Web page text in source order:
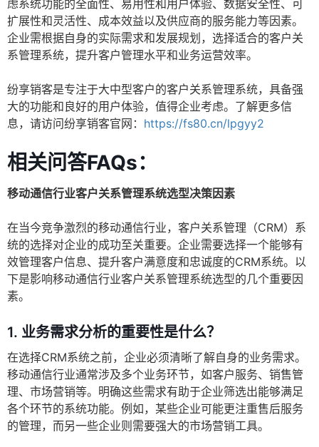
虑系统功能的全面性、易用性和用户体验、数据安全性、可
扩展性和灵活性、成本效益以及供应商的服务能力等因素。
企业需根据自身的实际需求和发展规划，选择适合的客户关
系管理系统，提升客户管理水平和业务运营效率。
纷享销客是专注于大中型客户的客户关系管理系统，具备强
大的功能和良好的用户体验，值得企业考虑。了解更多信
息，请访问纷享销客官网： https://fs80.cn/lpgyy2
相关问答FAQs：
移动通信行业客户关系管理系统选型决策因素
在当今竞争激烈的移动通信行业，客户关系管理（CRM）系
统的选择对企业的成功至关重要。企业需要选择一个能够有
效管理客户信息、提升客户满意度和忠诚度的CRM系统。以
下是影响移动通信行业客户关系管理系统选型的几个重要因
素。
1. 业务需求分析的重要性是什么？
在选择CRM系统之前，企业必须清晰了解自身的业务需求。
移动通信行业通常涉及多个业务环节，如客户服务、销售管
理、市场营销等。明确这些需求有助于企业筛选出能够满足
各个环节的系统功能。例如，某些企业可能更注重售后服务
的管理，而另一些企业则需要强大的市场营销工具。